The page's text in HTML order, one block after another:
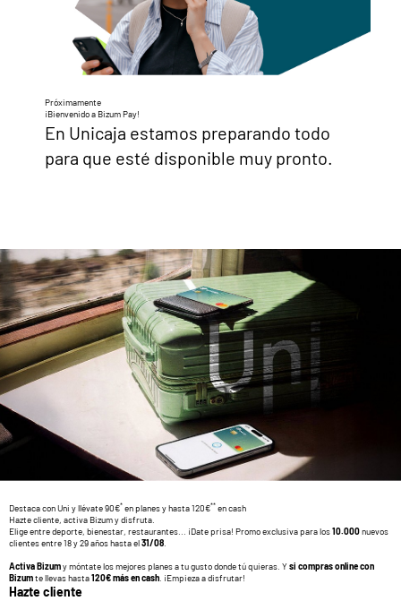
Próximamente
¡Bienvenido a Bizum Pay!
En Unicaja estamos preparando todo
para que esté disponible muy pronto.
Destaca con Uni y llévate 90€* en planes y hasta 120€** en cash
Hazte cliente, activa Bizum y disfruta.
Elige entre deporte, bienestar, restaurantes... ¡Date prisa! Promo exclusiva para los10.000nuevos
clientes entre 18 y 29 años hasta el31/08
Activa Bizumy móntate los mejores planes a tu gusto donde tú quieras. Ysi compras online con
Bizumte llevas hasta120€ más en cash . ¡Empieza a disfrutar!
Hazte cliente